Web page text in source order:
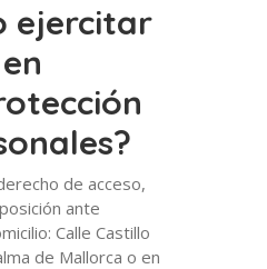
ejercitar
de acceso,
ante
Calle Castillo
de Mallorca o en